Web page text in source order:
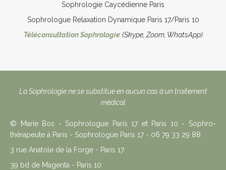
Sophrologie Caycédienne Paris
Sophrologue Relaxation Dynamique Paris 17/Paris 10
Téléconsultation Sophrologie (Skype, Zoom, WhatsApp)​​​​​​​
La Sophrologie ne se substitue en aucun cas à un traitement
médical
© Marie Bos - Sophrologue Paris 17 et Paris 10 - Sophro-
thérapeute à Paris - Sophrologue Paris 17 - 06 79 33 29 88
3 rue Anatole de la Forge - Paris 17
39 bd de Magenta - Paris 10